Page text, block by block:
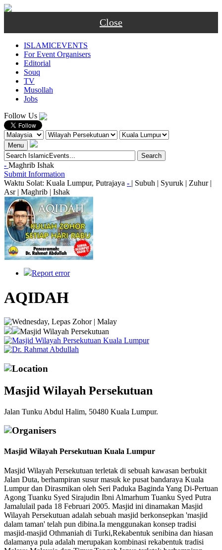
Close
ISLAMICEVENTS
For Event Organisers
Editorial
Souq
TV
Musollah
Jobs
Follow Us
Menu
- Maghrib Ishak
Submit Information
Waktu Solat: Kuala Lumpur, Putrajaya - | Subuh | Syuruk | Zuhur |
Asr | Maghrib | Ishak
Report error
AQIDAH
Wednesday, Lepas Zohor | Malay
Masjid Wilayah Persekutuan
Masjid Wilayah Persekutuan Kuala Lumpur
Dr. Rahmat Abdullah
Location
Masjid Wilayah Persekutuan
Jalan Tunku Abdul Halim, 50480 Kuala Lumpur.
Organisers
Masjid Wilayah Persekutuan Kuala Lumpur
Masjid Wilayah Persekutuan terletak di sebuah kawasan berbukit
Jalan Duta, berhampiran susur masuk ke pusat bandaraya Kuala
Lumpur dan Dirasmikan oleh Seri Paduka Baginda Yang Di-Pertuan
Agong Tuanku Syed Sirajudin Ibni Almarhum Tuanku Syed Putra
Jamalulail pada 18 Februari 2005. Masjid ini dinamakan Masjid
Wilayah Persekutuan adalah sebuah masjid berkonsepkan 'masjid
dalam taman' telah pun dibina.Ia menggunakan konsep tradisi
masjid-masjid Othmaniah di Turki,Rekabentuk senibina dan hiasan
dalamanya pula adalah merupakan kombinasi rekabentuk tradisi